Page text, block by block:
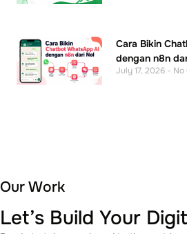
Cara Bikin
dengan n8n
July 17, 2026 No
Our Work
Let’s Build Your